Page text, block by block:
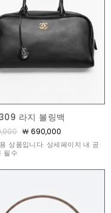
라지 볼링백
￦ 690,000
상품입니다. 상세페이지 내 공
필수